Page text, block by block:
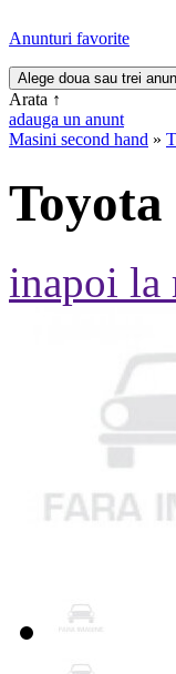
Anunturi favorite
Arata ↑
adauga un anunt
Masini second hand »
inapoi la